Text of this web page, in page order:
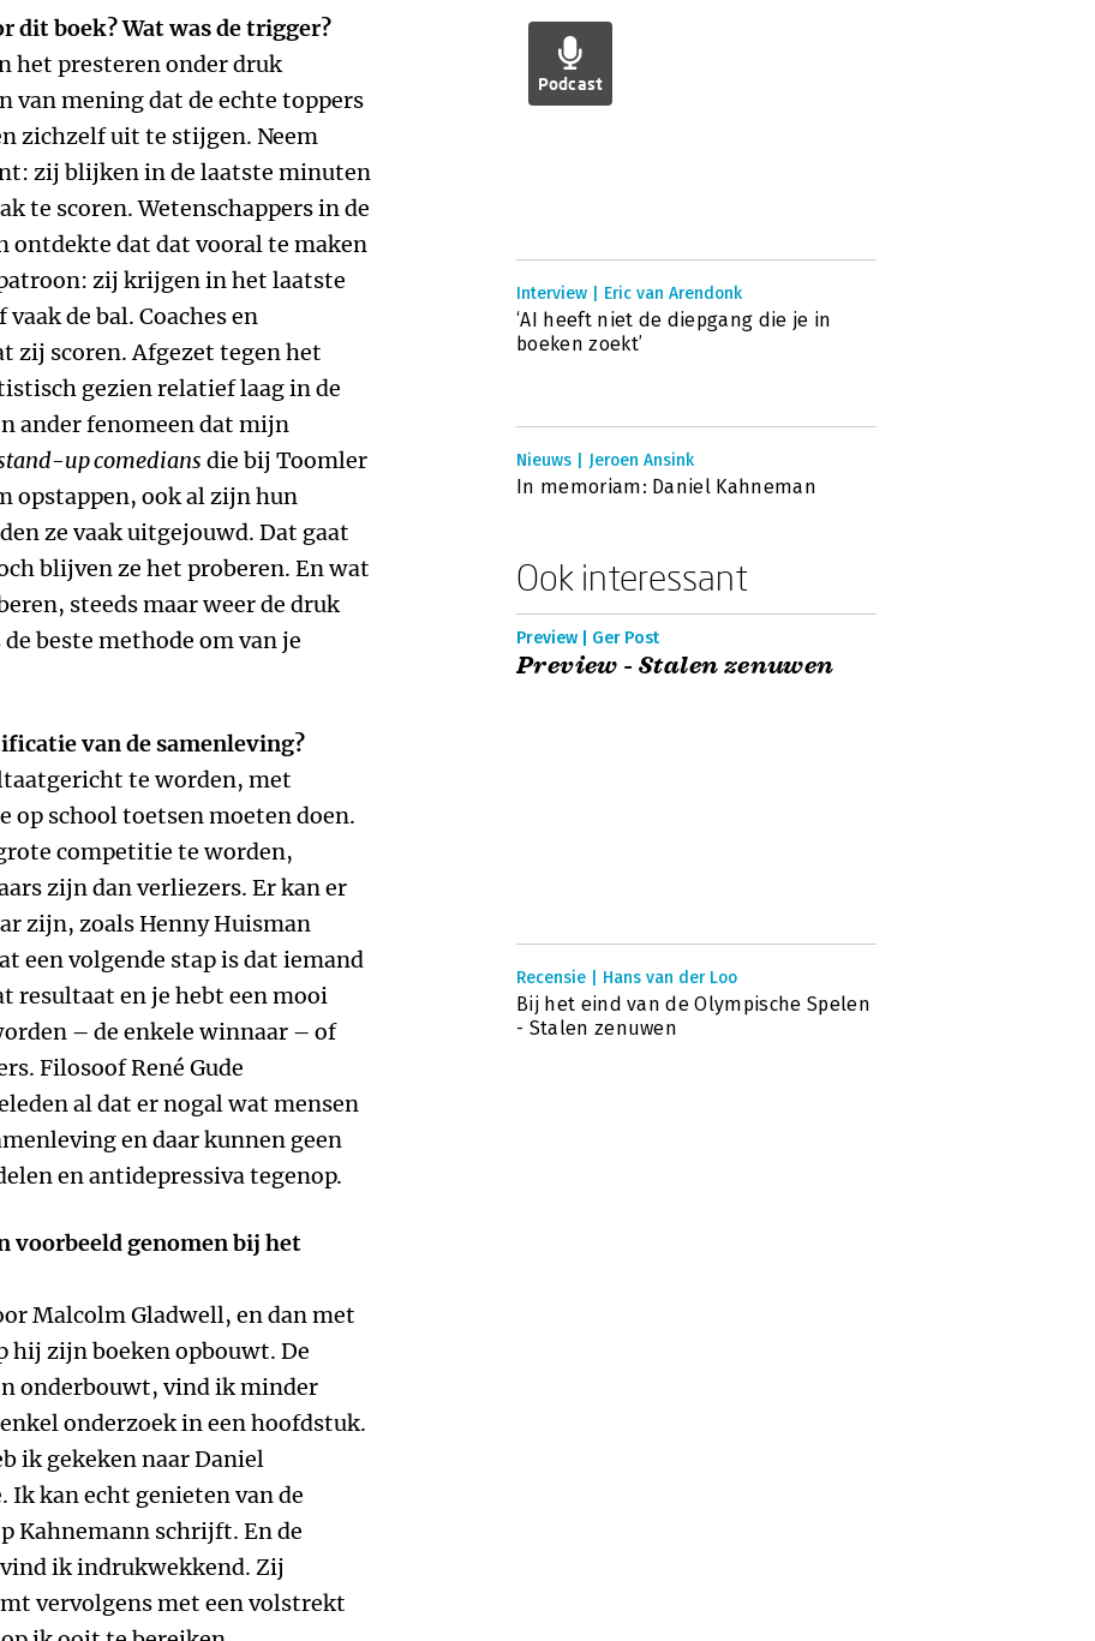
dit boek? Wat was de trigger?
het presteren onder druk
van mening dat de echte toppers
zichzelf uit te stijgen. Neem
zij blijken in de laatste minuten
te scoren. Wetenschappers in de
ontdekte dat dat vooral te maken
zij krijgen in het laatste
de bal. Coaches en
zij scoren. Afgezet tegen het
gezien relatief laag in de
ander fenomeen dat mijn
up comedians die bij Toomler
opstappen, ook al zijn hun
ze vaak uitgejouwd. Dat gaat
blijven ze het proberen. En wat
steeds maar weer de druk
beste methode om van je
van de samenleving?
te worden, met
op school toetsen moeten doen.
competitie te worden,
zijn dan verliezers. Er kan er
zijn, zoals Henny Huisman
een volgende stap is dat iemand
resultaat en je hebt een mooi
– de enkele winnaar – of
Filosoof René Gude
al dat er nogal wat mensen
en daar kunnen geen
en antidepressiva tegenop.
voorbeeld genomen bij het
Malcolm Gladwell, en dan met
hij zijn boeken opbouwt. De
onderbouwt, vind ik minder
onderzoek in een hoofdstuk.
ik gekeken naar Daniel
Ik kan echt genieten van de
Kahnemann schrijft. En de
ik indrukwekkend. Zij
vervolgens met een volstrekt
Podcast
Interview | Eric van Arendonk
‘AI heeft niet de diepgang die je in
boeken zoekt’
Nieuws | Jeroen Ansink
In memoriam: Daniel Kahneman
Ook interessant
Preview | Ger Post
Preview - Stalen zenuwen
Recensie | Hans van der Loo
Bij het eind van de Olympische Spelen
- Stalen zenuwen